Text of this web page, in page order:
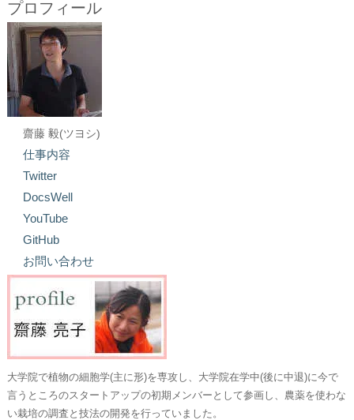
プロフィール
齋藤 毅(ツヨシ)
仕事内容
Twitter
DocsWell
YouTube
GitHub
お問い合わせ
大学院で植物の細胞学(主に形)を専攻し、大学院在学中(後に中退)に今で
言うところのスタートアップの初期メンバーとして参画し、農薬を使わな
い栽培の調査と技法の開発を行っていました。